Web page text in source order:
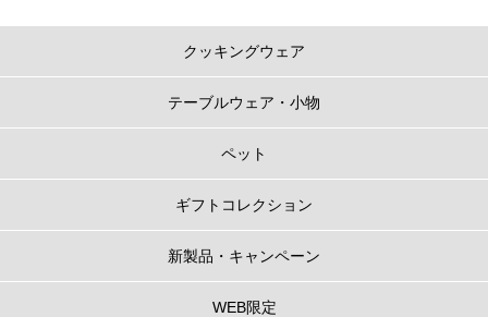
クッキングウェア
テーブルウェア・小物
ペット
ギフトコレクション
新製品・キャンペーン
WEB限定